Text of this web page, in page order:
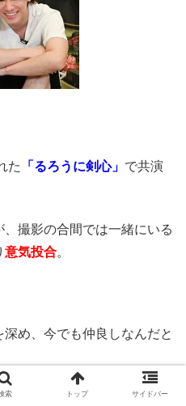
た 「るろうに剣心」 で共演
撮影の合間では一緒にいる
意気投合。
め、今でも仲良しなんだと
索 トップ サイドバー